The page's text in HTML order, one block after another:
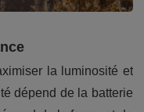
la luminosité et
dépend de la batterie